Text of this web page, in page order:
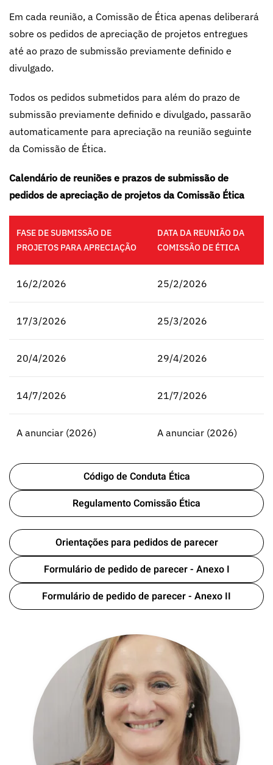
Em cada reunião, a Comissão de Ética apenas deliberará
sobre os pedidos de apreciação de projetos entregues
até ao prazo de submissão previamente definido e
divulgado.
Todos os pedidos submetidos para além do prazo de
submissão previamente definido e divulgado, passarão
automaticamente para apreciação na reunião seguinte
da Comissão de Ética.
Calendário de reuniões e prazos de submissão de
pedidos de apreciação de projetos da Comissão Ética
FASE DE SUBMISSÃO DE
PROJETOS PARA APRECIAÇÃO
DATA DA REUNIÃO DA
COMISSÃO DE ÉTICA
16/2/2026 25/2/2026
17/3/2026 25/3/2026
20/4/2026 29/4/2026
14/7/2026 21/7/2026
A anunciar (2026) A anunciar (2026)
Código de Conduta Ética
Regulamento Comissão Ética
Orientações para pedidos de parecer
Formulário de pedido de parecer - Anexo I
Formulário de pedido de parecer - Anexo II